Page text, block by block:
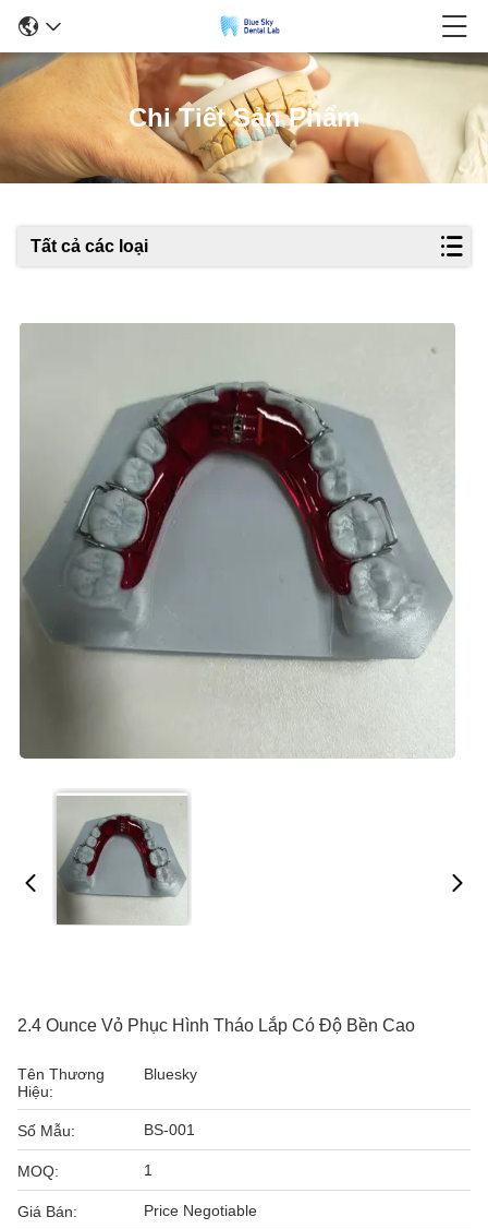
Chi Tiết Sản Phẩm
Tất cả các loại
2.4 Ounce Vỏ Phục Hình Tháo Lắp Có Độ Bền Cao
Tên Thương
Hiệu:
Bluesky
Số Mẫu: BS-001
MOQ: 1
Giá Bán: Price Negotiable